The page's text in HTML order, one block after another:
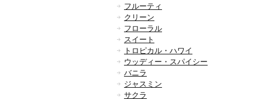
フルーティ
クリーン
フローラル
スイート
トロピカル・ハワイ
ウッディー・スパイシー
バニラ
ジャスミン
サクラ